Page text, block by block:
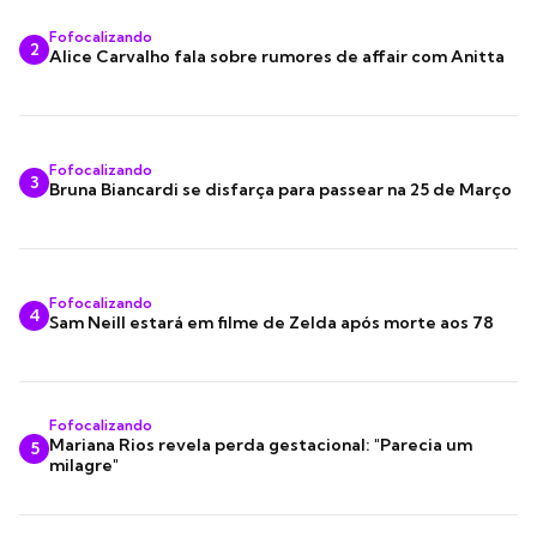
2
Fofocalizando
Alice Carvalho fala sobre rumores de affair com Anitta
3
Fofocalizando
Bruna Biancardi se disfarça para passear na 25 de Março
4
Fofocalizando
Sam Neill estará em filme de Zelda após morte aos 78
5
Fofocalizando
Mariana Rios revela perda gestacional: "Parecia um
milagre"